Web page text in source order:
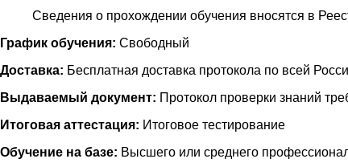
Сведения о прохождении обучения вносятся в
График обучения: Свободный
Доставка: Бесплатная доставка протокола по всей
Выдаваемый документ: Протокол проверки знаний
Итоговая аттестация: Итоговое тестирование
Обучение на базе: Высшего или среднего